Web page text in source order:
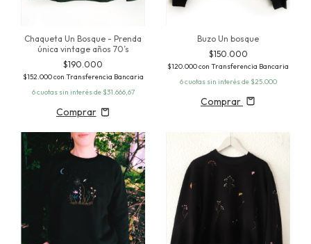
Chaqueta Un Bosque - Prenda
única vintage años 70’s
$190.000
$152.000con Transferencia Bancaria
6cuotas sin interés de $31.666,67
Buzo Un bosque
$150.000
$120.000con Transferencia Bancaria
6cuotas sin interés de $25.000
Comprar